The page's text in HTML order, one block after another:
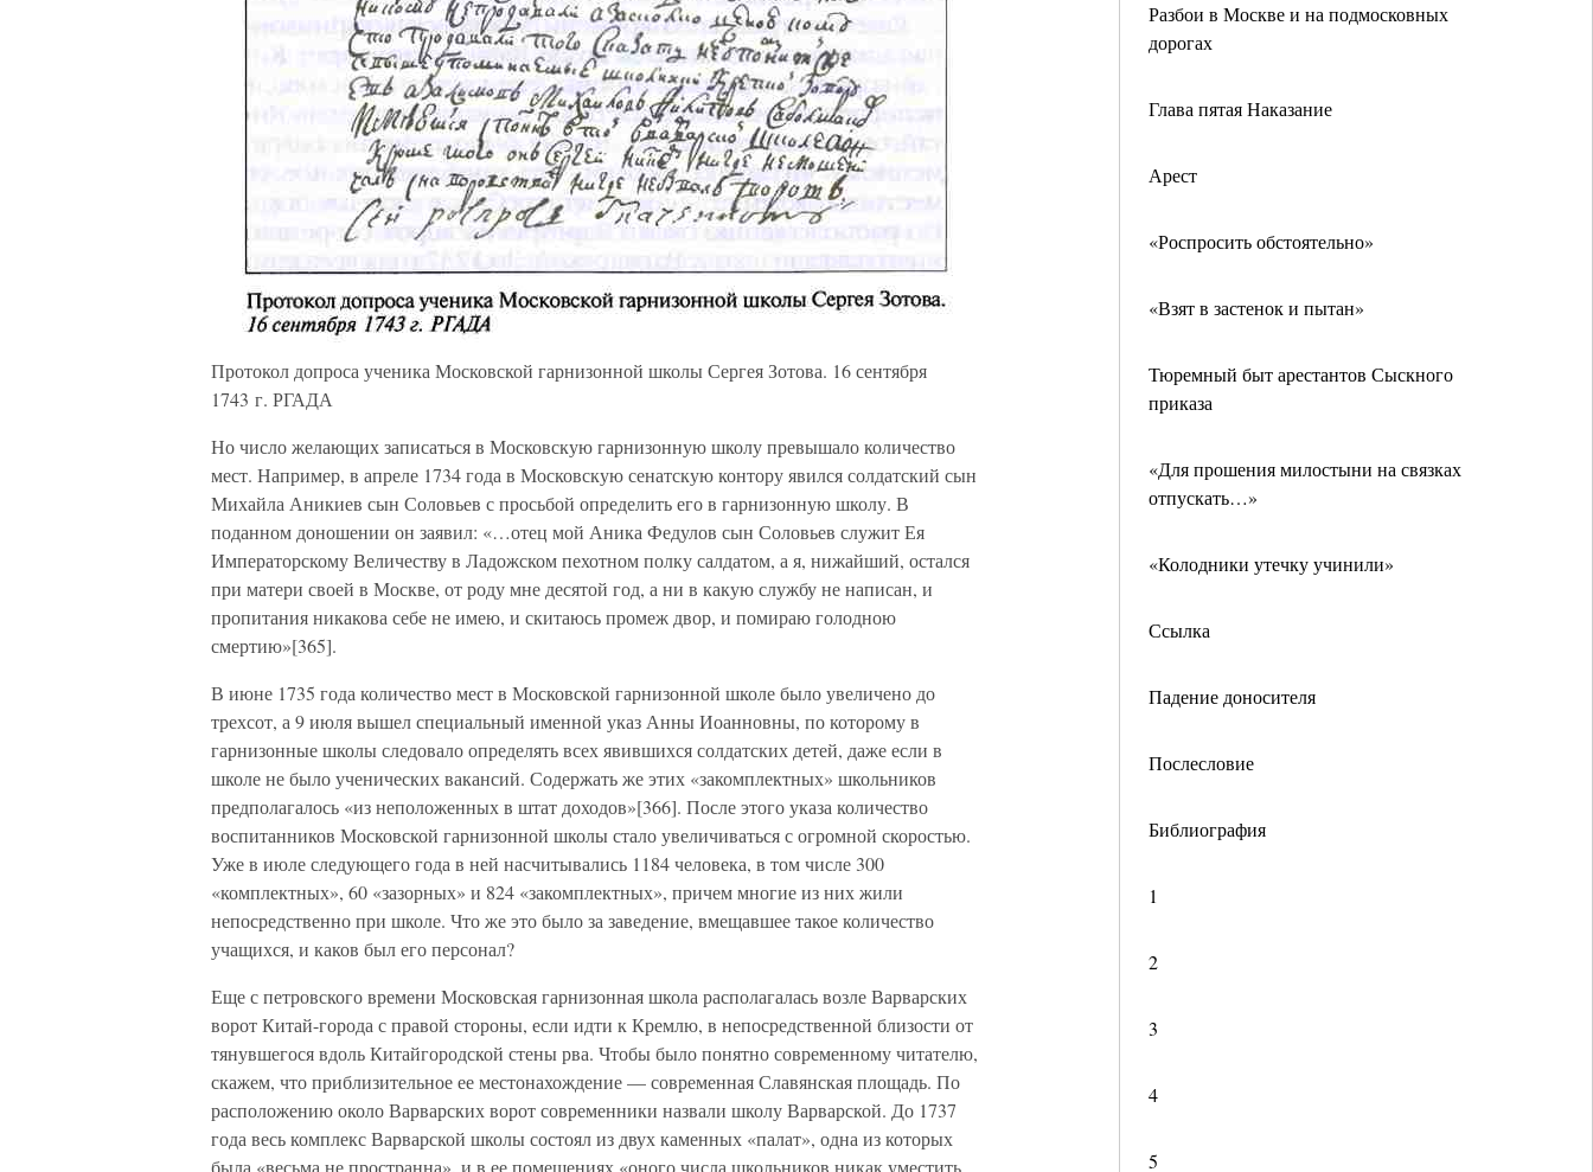
Разбои в Москве и на подмосковных
дорогах
Глава пятая Наказание
Арест
«Роспросить обстоятельно»
«Взят в застенок и пытан»
Тюремный быт арестантов Сыскного
приказа
«Для прошения милостыни на связках
отпускать…»
«Колодники утечку учинили»
Ссылка
Падение доносителя
Послесловие
Библиография
1
2
3
4
5
Протокол допроса ученика Московской гарнизонной школы Сергея Зотова. 16 сентября
1743 г. РГАДА
Но число желающих записаться в Московскую гарнизонную школу превышало количество
мест. Например, в апреле 1734 года в Московскую сенатскую контору явился солдатский сын
Михайла Аникиев сын Соловьев с просьбой определить его в гарнизонную школу. В
поданном доношении он заявил: «…отец мой Аника Федулов сын Соловьев служит Ея
Императорскому Величеству в Ладожском пехотном полку салдатом, а я, нижайший, остался
при матери своей в Москве, от роду мне десятой год, а ни в какую службу не написан, и
пропитания никакова себе не имею, и скитаюсь промеж двор, и помираю голодною
смертию»[365].
В июне 1735 года количество мест в Московской гарнизонной школе было увеличено до
трехсот, а 9 июля вышел специальный именной указ Анны Иоанновны, по которому в
гарнизонные школы следовало определять всех явившихся солдатских детей, даже если в
школе не было ученических вакансий. Содержать же этих «закомплектных» школьников
предполагалось «из неположенных в штат доходов»[366]. После этого указа количество
воспитанников Московской гарнизонной школы стало увеличиваться с огромной скоростью.
Уже в июле следующего года в ней насчитывались 1184 человека, в том числе 300
«комплектных», 60 «зазорных» и 824 «закомплектных», причем многие из них жили
непосредственно при школе. Что же это было за заведение, вмещавшее такое количество
учащихся, и каков был его персонал?
Еще с петровского времени Московская гарнизонная школа располагалась возле Варварских
ворот Китай-города с правой стороны, если идти к Кремлю, в непосредственной близости от
тянувшегося вдоль Китайгородской стены рва. Чтобы было понятно современному читателю,
скажем, что приблизительное ее местонахождение — современная Славянская площадь. По
расположению около Варварских ворот современники назвали школу Варварской. До 1737
года весь комплекс Варварской школы состоял из двух каменных «палат», одна из которых
была «весьма не пространна», и в ее помещениях «оного числа школьников никак уместить